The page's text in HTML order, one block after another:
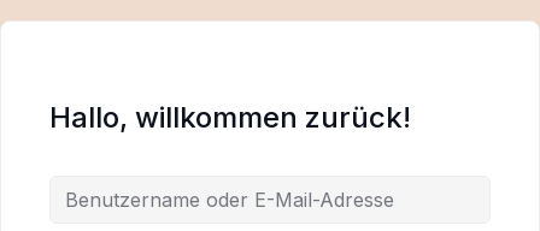
Hallo, willkommen zurück!